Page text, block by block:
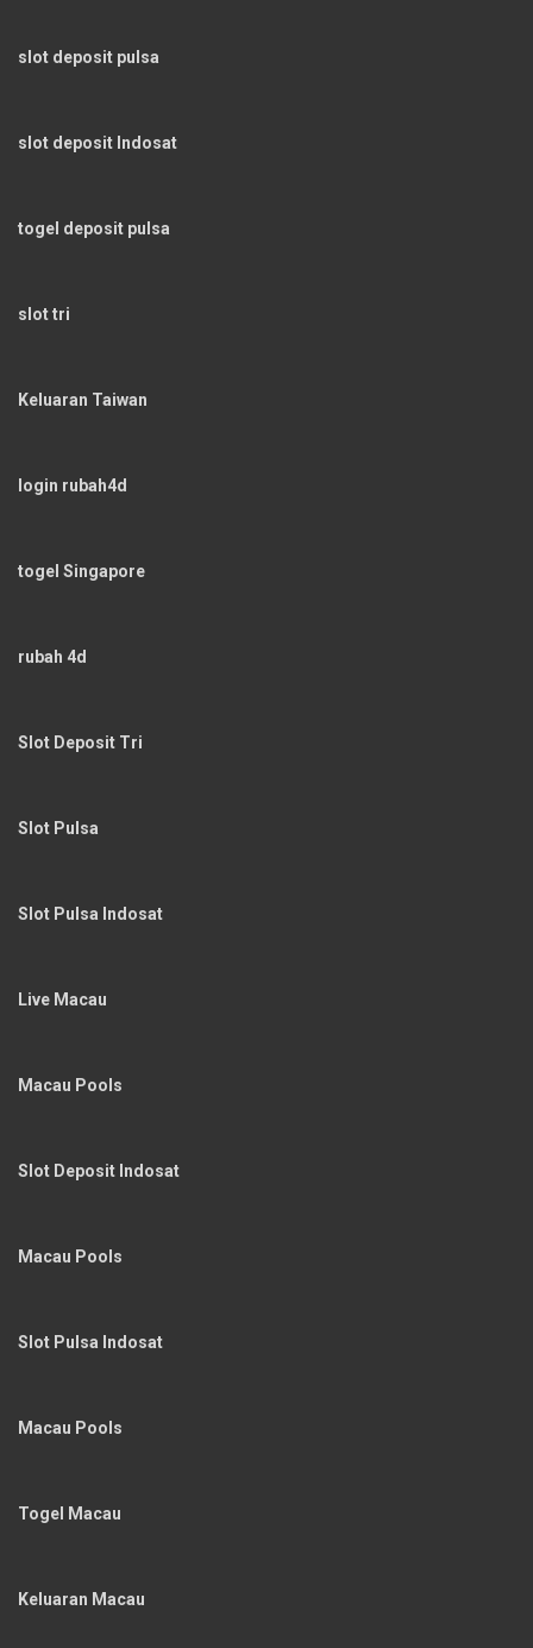
slot deposit pulsa
slot deposit Indosat
togel deposit pulsa
slot tri
Keluaran Taiwan
login rubah4d
togel Singapore
rubah 4d
Slot Deposit Tri
Slot Pulsa
Slot Pulsa Indosat
Live Macau
Macau Pools
Slot Deposit Indosat
Macau Pools
Slot Pulsa Indosat
Macau Pools
Togel Macau
Keluaran Macau